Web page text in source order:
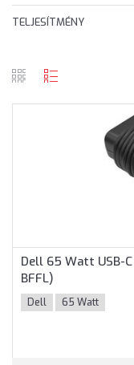
TELJESÍTMÉNY
Dell 65 Watt USB-
BFFL)
Dell 65 Watt